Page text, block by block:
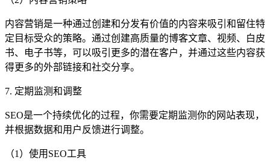
内容营销是一种通过创建和分发有价值的内容来吸引和留住特
定目标受众的策略。通过创建高质量的博客文章、视频、白皮
书、电子书等，可以吸引更多的潜在客户，并通过这些内容获
得更多的外部链接和社交分享。
7. 定期监测和调整
SEO是一个持续优化的过程，你需要定期监测你的网站表现，
并根据数据和用户反馈进行调整。
（1）使用SEO工具